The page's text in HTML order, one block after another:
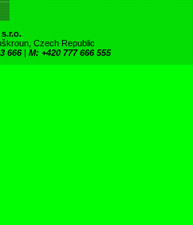
Czech Republic
666 | M: +420 777 666 555